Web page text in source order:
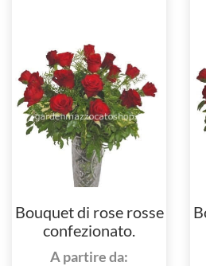
Bouquet di rose rosse
confezionato.
A partire da: